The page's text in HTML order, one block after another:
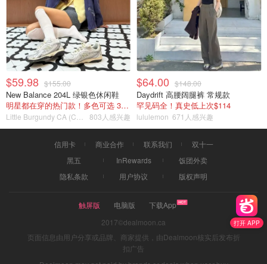
打开 APP
$59.98 $155.00
New Balance 204L 绿银色休闲鞋
明星都在穿的热门款！多色可选 3.8折
803人感兴趣
$64.00 $148.00
Daydrift 高腰阔腿裤 常规款
罕见码全！真史低上次$114
lululemon 671人感兴趣
信用卡 商业合作 联系我们
双十一
黑五
InRewards
饭团外卖
隐私条款
用户协议 版权声明
触屏版 电脑版
下载App
2017©dealmoon.ca
页面信息由用户分享或品牌、商家提供，由Dealmoon核实后发布折
扣广告